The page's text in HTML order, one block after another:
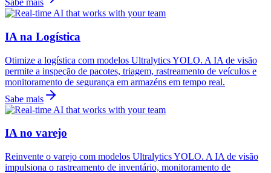
Sabe mais
IA na Logística
Otimize a logística com modelos Ultralytics YOLO. A IA de visão
permite a inspeção de pacotes, triagem, rastreamento de veículos e
monitoramento de segurança em armazéns em tempo real.
Sabe mais
IA no varejo
Reinvente o varejo com modelos Ultralytics YOLO. A IA de visão
impulsiona o rastreamento de inventário, monitoramento de